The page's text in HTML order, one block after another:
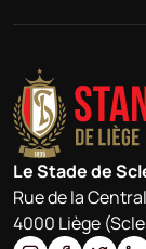
Le Stade de
Rue de la
4000 Liège